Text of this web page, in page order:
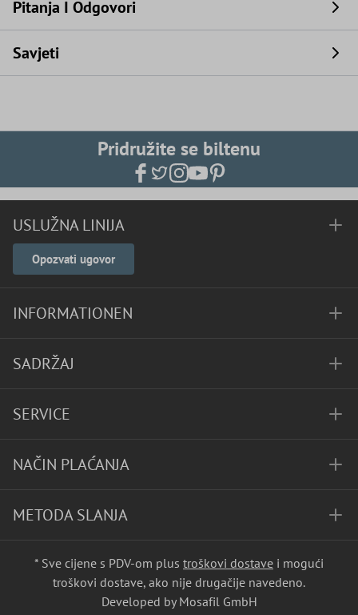
Pitanja I Odgovori
Savjeti
Pridružite se biltenu
USLUŽNA LINIJA
Opozvati ugovor
INFORMATIONEN
SADRŽAJ
SERVICE
NAČIN PLAĆANJA
METODA SLANJA
* Sve cijene s PDV-om plus troškovi dostave i mogući
troškovi dostave, ako nije drugačije navedeno.
Developed by Mosafil GmbH